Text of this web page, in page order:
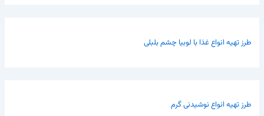
طرز تهیه انواع غذا با لوبیا چشم بلبلی
طرز تهیه انواع نوشیدنی گرم